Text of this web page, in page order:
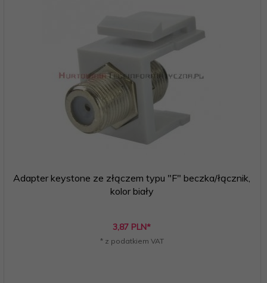
Adapter keystone ze złączem typu "F" beczka/łącznik,
kolor biały
3,87 PLN*
* z podatkiem VAT